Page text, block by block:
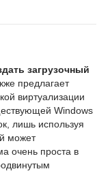
загрузочный
предлагает
виртуализации
Windows
лишь используя
может
очень проста в